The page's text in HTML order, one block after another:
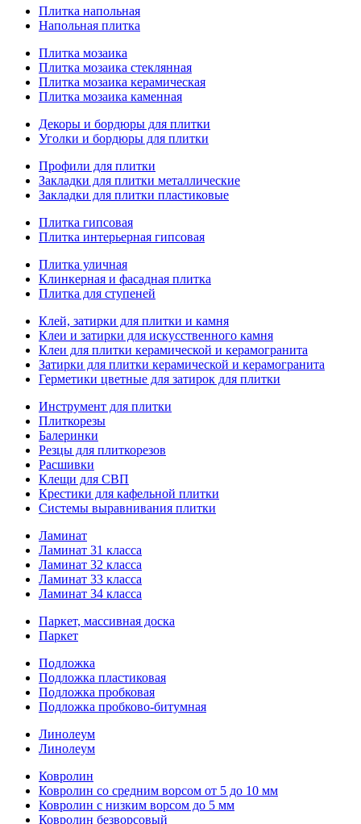
Плитка напольная
Напольная плитка
Плитка мозаика
Плитка мозаика стеклянная
Плитка мозаика керамическая
Плитка мозаика каменная
Декоры и бордюры для плитки
Уголки и бордюры для плитки
Профили для плитки
Закладки для плитки металлические
Закладки для плитки пластиковые
Плитка гипсовая
Плитка интерьерная гипсовая
Плитка уличная
Клинкерная и фасадная плитка
Плитка для ступеней
Клей, затирки для плитки и камня
Клеи и затирки для искусственного камня
Клеи для плитки керамической и керамогранита
Затирки для плитки керамической и керамогранита
Герметики цветные для затирок для плитки
Инструмент для плитки
Плиткорезы
Балеринки
Резцы для плиткорезов
Расшивки
Клещи для СВП
Крестики для кафельной плитки
Системы выравнивания плитки
Ламинат
Ламинат 31 класса
Ламинат 32 класса
Ламинат 33 класса
Ламинат 34 класса
Паркет, массивная доска
Паркет
Подложка
Подложка пластиковая
Подложка пробковая
Подложка пробково-битумная
Линолеум
Линолеум
Ковролин
Ковролин со средним ворсом от 5 до 10 мм
Ковролин с низким ворсом до 5 мм
Ковролин безворсовый